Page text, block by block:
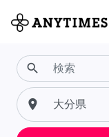
search
place